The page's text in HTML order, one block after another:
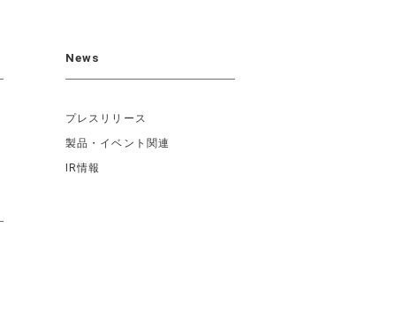
News
プレスリリース
製品・イベント関連
IR情報